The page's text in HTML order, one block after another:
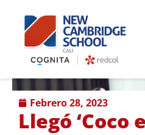
febrero 28, 2023
Llegó ‘Coco